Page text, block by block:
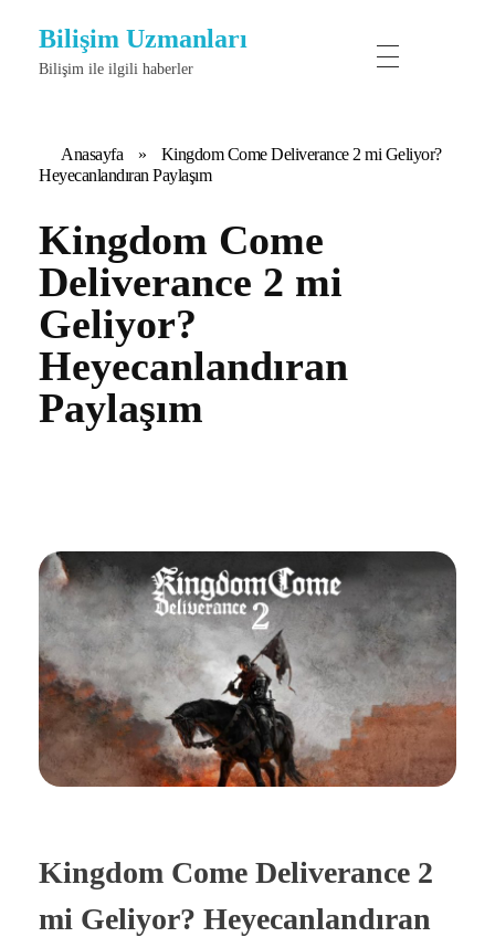
Bilişim Uzmanları
Bilişim ile ilgili haberler
Anasayfa »
Kingdom Come Deliverance 2 mi Geliyor?
Heyecanlandıran Paylaşım
Kingdom Come
Deliverance 2 mi
Geliyor?
Heyecanlandıran
Paylaşım
Kingdom Come Deliverance 2
mi Geliyor? Heyecanlandıran